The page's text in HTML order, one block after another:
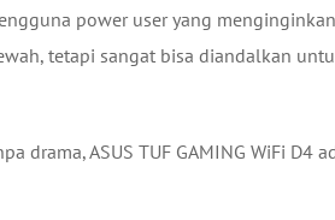
power user yang menginginkan
tetapi sangat bisa diandalkan
drama, ASUS TUF GAMING WiFi D4